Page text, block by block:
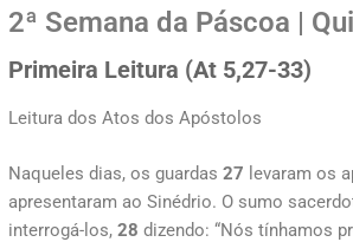
2ª Semana da Páscoa |
Primeira Leitura (At 5,27-33)
Leitura dos Atos dos Apóstolos
Naqueles dias, os guardas 27 levaram os
apresentaram ao Sinédrio. O sumo
interrogá-los, 28 dizendo: “Nós tínhamos